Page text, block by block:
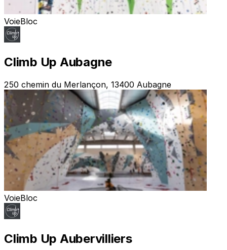
VoieBloc
Climb Up Aubagne
250 chemin du Merlançon, 13400 Aubagne
VoieBloc
Climb Up Aubervilliers